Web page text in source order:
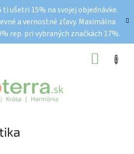
ti ušetri 15% na svojej objednávke.
a vernostné zľavy. Maximálna
rep. pri vybraných značkách 17%.